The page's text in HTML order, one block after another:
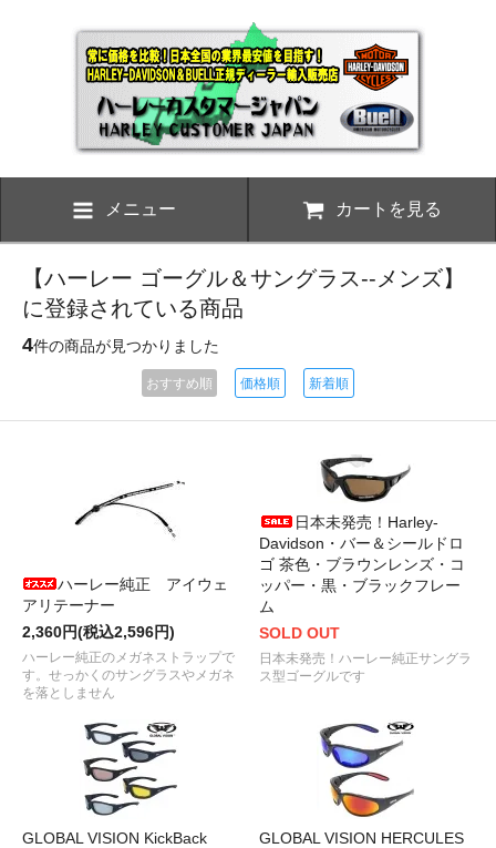
メニュー カートを見る
【ハーレー ゴーグル＆サングラス--メンズ】
に登録されている商品
4件の商品が見つかりました
おすすめ順 価格順 新着順
ハーレー純正 アイウェ
アリテーナー
2,360円(税込2,596円)
ハーレー純正のメガネストラップで
す。せっかくのサングラスやメガネ
を落としません
日本未発売！Harley-
Davidson・バー＆シールドロ
ゴ 茶色・ブラウンレンズ・コ
ッパー・黒・ブラックフレー
ム
SOLD OUT
日本未発売！ハーレー純正サングラ
ス型ゴーグルです
GLOBAL VISION KickBack
GLOBAL VISION HERCULES